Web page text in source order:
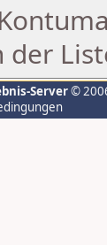
der
Server©